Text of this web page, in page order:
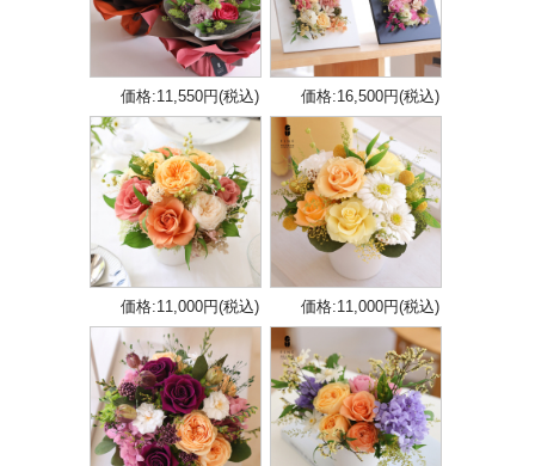
価格:11,550円(税込) 価格:16,500円(税込)
価格:11,000円(税込) 価格:11,000円(税込)